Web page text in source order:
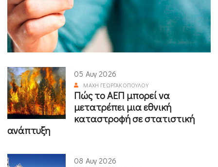
05 Αυγ 2026
ΜΆΧΗ ΓΕΩΡΓΑΚΟΠΟΎΛΟΥ
Πώς το ΑΕΠ μπορεί να
μετατρέπει μια εθνική
καταστροφή σε στατιστική
ανάπτυξη
08 Αυγ 2026